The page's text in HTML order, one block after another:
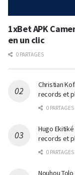
1xBet APK
en un clic
0 PARTAGES
Christian
records et
0 PARTAGES
Hugo
records et
0 PARTAGES
Nouhou